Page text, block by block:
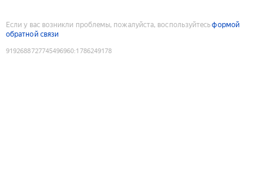
Если у вас возникли проблемы, пожалуйста, воспользуйтесьформой
обратной связи
9192688727745496960:1786249178